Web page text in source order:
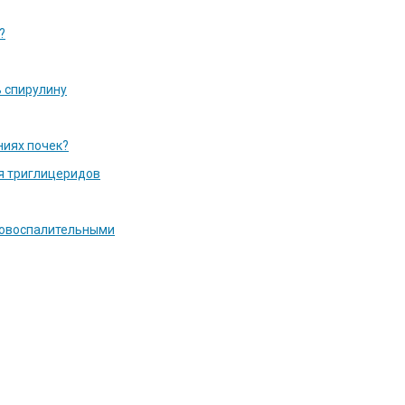
спирулину
почек?
триглицеридов